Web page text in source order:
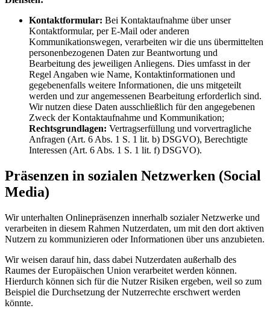
Kontaktformular: Bei Kontaktaufnahme über unser
Kontaktformular, per E-Mail oder anderen
Kommunikationswegen, verarbeiten wir die uns übermittelten
personenbezogenen Daten zur Beantwortung und
Bearbeitung des jeweiligen Anliegens. Dies umfasst in der
Regel Angaben wie Name, Kontaktinformationen und
gegebenenfalls weitere Informationen, die uns mitgeteilt
werden und zur angemessenen Bearbeitung erforderlich sind.
Wir nutzen diese Daten ausschließlich für den angegebenen
Zweck der Kontaktaufnahme und Kommunikation;
Rechtsgrundlagen: Vertragserfüllung und vorvertragliche
Anfragen (Art. 6 Abs. 1 S. 1 lit. b) DSGVO), Berechtigte
Interessen (Art. 6 Abs. 1 S. 1 lit. f) DSGVO).
Präsenzen in sozialen Netzwerken (Social
Media)
Wir unterhalten Onlinepräsenzen innerhalb sozialer Netzwerke und
verarbeiten in diesem Rahmen Nutzerdaten, um mit den dort aktiven
Nutzern zu kommunizieren oder Informationen über uns anzubieten.
Wir weisen darauf hin, dass dabei Nutzerdaten außerhalb des
Raumes der Europäischen Union verarbeitet werden können.
Hierdurch können sich für die Nutzer Risiken ergeben, weil so zum
Beispiel die Durchsetzung der Nutzerrechte erschwert werden
könnte.